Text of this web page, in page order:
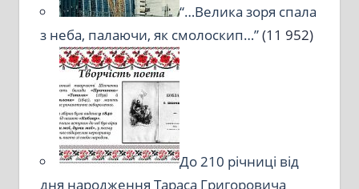
“…Велика зоря спала
з неба, палаючи, як смолоскип…”(11 952)
До 210 річниці від
дня народження Тараса Григоровича